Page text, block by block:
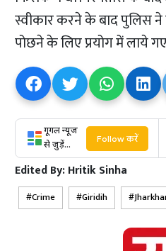
स्वीकार करने के बाद पुलिस ने
पोछने के लिए प्रयोग में लाये
गूगल न्यूज
से जुड़ें...
Follow करें
Edited By:Hritik Sinha
Crime Giridih